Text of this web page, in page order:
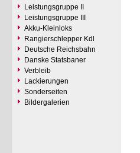
Leistungsgruppe II
Leistungsgruppe III
Akku-Kleinloks
Rangierschlepper Kdl
Deutsche Reichsbahn
Danske Statsbaner
Verbleib
Lackierungen
Sonderseiten
Bildergalerien